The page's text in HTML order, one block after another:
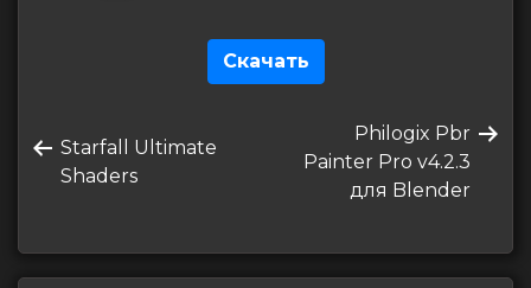
Скачать
по
записям
Предыдущая
запись
Starfall Ultimate
Shaders
Следующая
запись
Philogix Pbr
Painter Pro v4.2.3
для Blender